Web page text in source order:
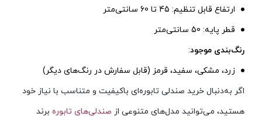
ارتفاع قابل تنظیم: 45 تا 60 سانتی‌متر
قطر پایه: 50 سانتی‌متر
رنگ‌بندی موجود:
زرد، مشکی، سفید، قرمز (قابل سفارش در رنگ‌های دیگر)
اگر به‌دنبال خرید صندلی تابوره‌ای باکیفیت و متناسب با نیاز خود
هستید، می‌توانید مدل‌های متنوعی از صندلی‌های تابوره برند